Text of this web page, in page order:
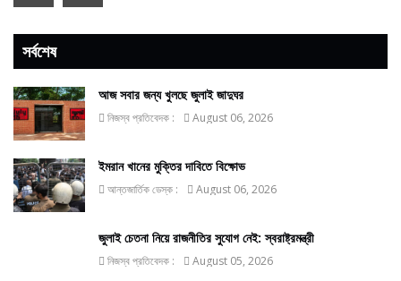
সর্বশেষ
আজ সবার জন্য খুলছে জুলাই জাদুঘর
নিজস্ব প্রতিবেদক : August 06, 2026
ইমরান খানের মুক্তির দাবিতে বিক্ষোভ
আন্তজার্তিক ডেস্ক : August 06, 2026
জুলাই চেতনা নিয়ে রাজনীতির সুযোগ নেই: স্বরাষ্ট্রমন্ত্রী
নিজস্ব প্রতিবেদক : August 05, 2026